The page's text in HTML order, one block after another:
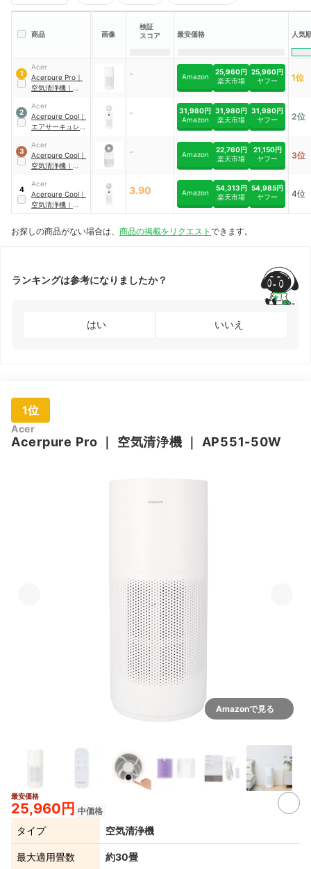
商品 画像
検証
スコア
最安価格 人気
1
Acer
Acerpure Pro ｜
空気清浄機 ｜
- Amazon
25,960円
楽天市場
25,960円
ヤフー
1位
2
Acer
Acerpure Cool ｜
エアサーキュレー
機｜AC551-50W
-
31,980円
Amazon
31,980円
楽天市場
31,980円
ヤフー
2位
3
Acer
Acerpure Cool ｜
空気清浄機 ｜
- Amazon
22,760円
楽天市場
21,150円
ヤフー
3位
4
Acer
Acerpure Cool ｜
空気清浄機 ｜
AC553-50
3.90 Amazon
54,313円
楽天市場
54,985円
ヤフー
4位
お探しの商品がない場合は、 商品の掲載をリクエスト できます。
ランキングは参考になりましたか？
はい いいえ
1位
Acer
Acerpure Pro ｜ 空気清浄機 ｜ AP551-50W
Amazonで見る
最安価格
25,960円 中価格
タイプ 空気清浄機
最大適用畳数 約30畳